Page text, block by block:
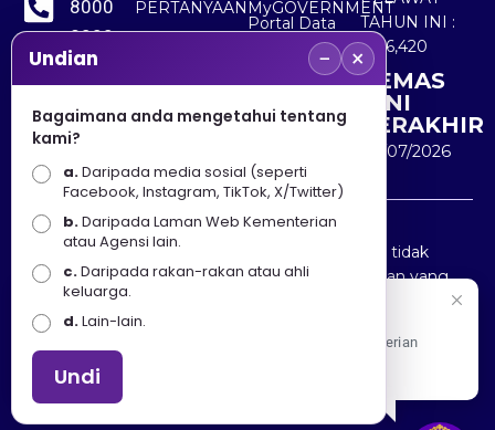
8000
8000
+603
8891
7100
PERTANYAAN MyGOVERNMENT
Portal Data
Terbuka
Sektor Awam
TAHUN INI :
5,516,420
KEMAS
KINI
TERAKHIR
30/07/2026
Penafian : Kerajaan Malaysia dan Kementerian
Pelancongan Seni dan Budaya (MOTAC) adalah tidak
bertanggungjawab atas kehilangan atau kerugian yang
disebabkan oleh penggunaan mana-mana maklumat
yang diperolehi dari portal ini.
Hakcipta © 2025 KEMENTERIAN PELANCONGAN SENI
DAN BUDAYA. | Hak Cipta Terpelihara.
Undian − ×
Bagaimana anda mengetahui tentang
kami?
a.Daripada media sosial (seperti
Facebook, Instagram, TikTok, X/Twitter)
b.Daripada Laman Web Kementerian
atau Agensi lain.
c.Daripada rakan-rakan atau ahli
keluarga.
d.Lain-lain.
Undi
Apa Khabar! Selamat datang ke Portal Rasmi Kementerian
Pelancongan, Seni dan Budaya